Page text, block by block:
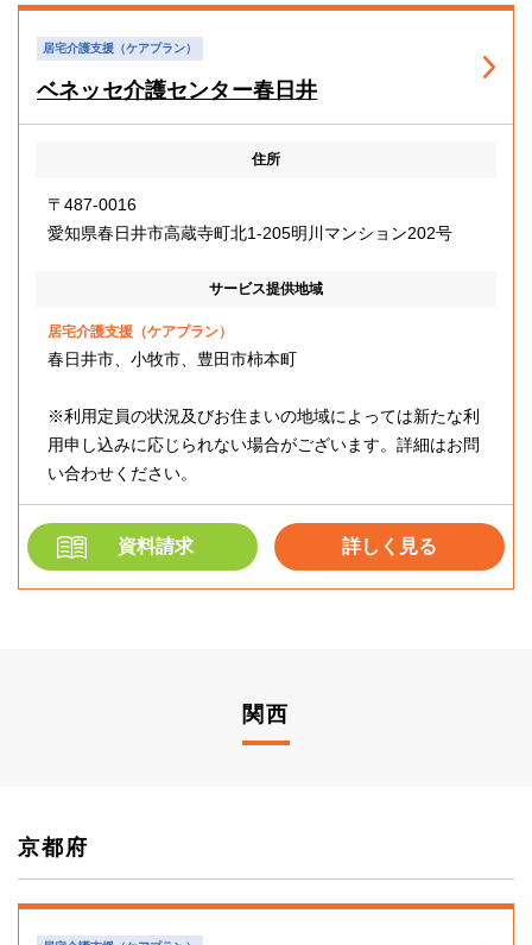
居宅介護支援（ケアプラン）
ベネッセ介護センター春日井
住所
〒487-0016
愛知県春日井市高蔵寺町北1-205明川マンション202号
サービス提供地域
居宅介護支援（ケアプラン）
春日井市、小牧市、豊田市柿本町
※利用定員の状況及びお住まいの地域によっては新たな利
用申し込みに応じられない場合がございます。詳細はお問
い合わせください。
資料請求 詳しく見る
関西
京都府